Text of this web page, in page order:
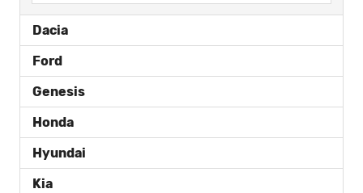
Dacia
Ford
Genesis
Honda
Hyundai
Kia